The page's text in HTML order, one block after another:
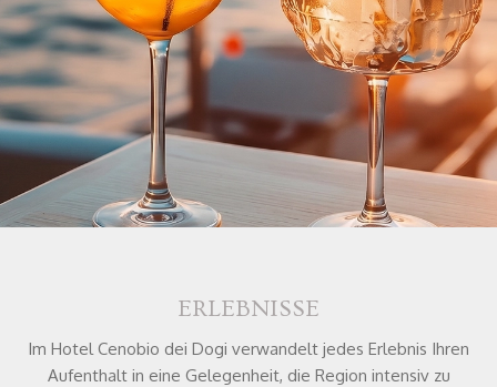
ERLEBNISSE
Im Hotel Cenobio dei Dogi verwandelt jedes Erlebnis Ihren
Aufenthalt in eine Gelegenheit, die Region intensiv zu
Preis für Ihren Aufenthalt!
Buchungen stornieren
RESERVIERUNGSGARANTIE
Der direkte Kontakt und ohne Vermittlungs
Buchen Sie jetz und bezahlen bei der Abreise